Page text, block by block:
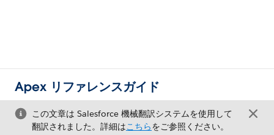
Apex リファレンスガイド
この文章は Salesforce 機械翻訳システムを使用して
翻訳されました。詳細はこちらをご参照ください。